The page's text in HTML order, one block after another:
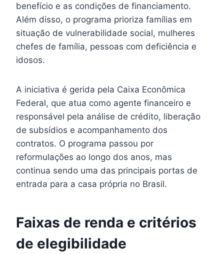
benefício e as condições de financiamento.
Além disso, o programa prioriza famílias em
situação de vulnerabilidade social, mulheres
chefes de família, pessoas com deficiência e
idosos.
A iniciativa é gerida pela Caixa Econômica
Federal, que atua como agente financeiro e
responsável pela análise de crédito, liberação
de subsídios e acompanhamento dos
contratos. O programa passou por
reformulações ao longo dos anos, mas
continua sendo uma das principais portas de
entrada para a casa própria no Brasil.
Faixas de renda e critérios
de elegibilidade